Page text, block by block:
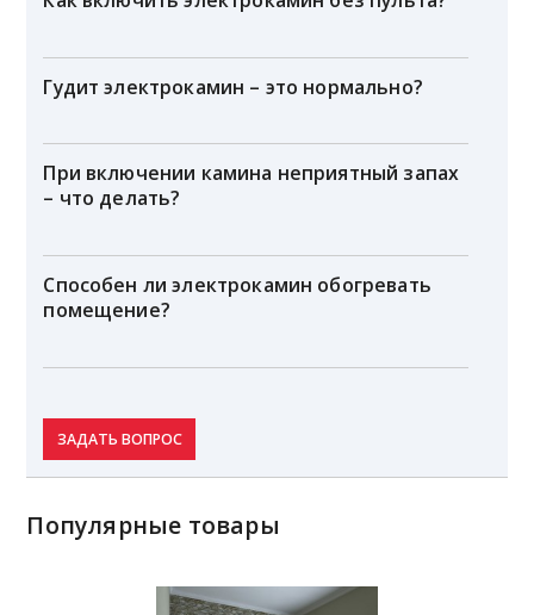
Гудит электрокамин – это нормально?
При включении камина неприятный запах
– что делать?
Способен ли электрокамин обогревать
помещение?
ЗАДАТЬ ВОПРОС
Популярные товары